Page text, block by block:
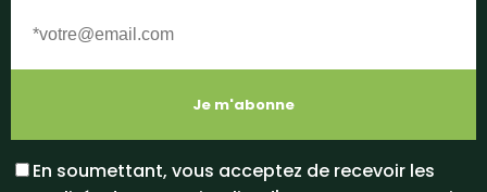
En soumettant, vous acceptez de recevoir les